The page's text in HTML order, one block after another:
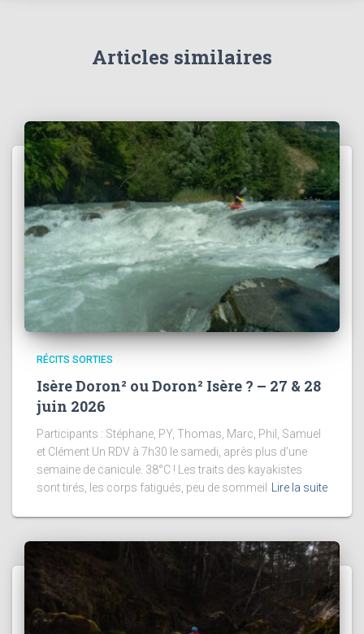
Articles similaires
RÉCITS SORTIES
Isère Doron² ou Doron² Isère ? – 27 & 28
juin 2026
Participants : Stéphane, PY, Thomas, Marc, Phil, Samuel
et Clément Un RDV à 7h30 le samedi, après plus d’une
semaine de canicule. 38°C ! Les traits des kayakistes
sont tirés, les corps fatigués, peu de sommeil
Lire la suite